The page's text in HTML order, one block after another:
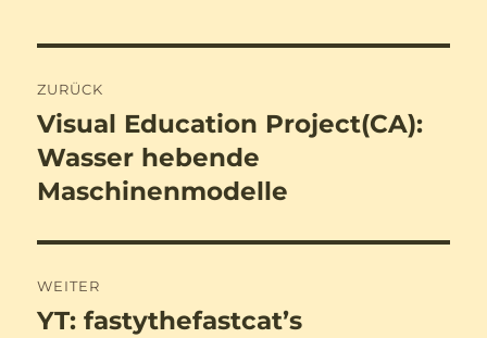
ZURÜCK
Vorheriger
Beitrag:
Visual Education Project(CA):
Wasser hebende
Maschinenmodelle
WEITER
Nächster
YT: fastythefastcat’s